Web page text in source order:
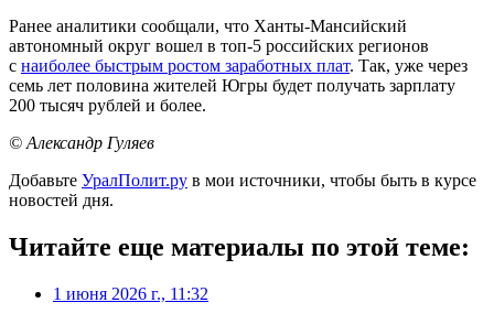
Ранее аналитики сообщали, что Ханты-Мансийский
автономный округ вошел в топ-5 российских регионов
с наиболее быстрым ростом заработных плат. Так, уже через
семь лет половина жителей Югры будет получать зарплату
200 тысяч рублей и более.
© Александр Гуляев
Добавьте УралПолит.ру в мои источники, чтобы быть в курсе
новостей дня.
Читайте еще материалы по этой теме:
1 июня 2026 г., 11:32